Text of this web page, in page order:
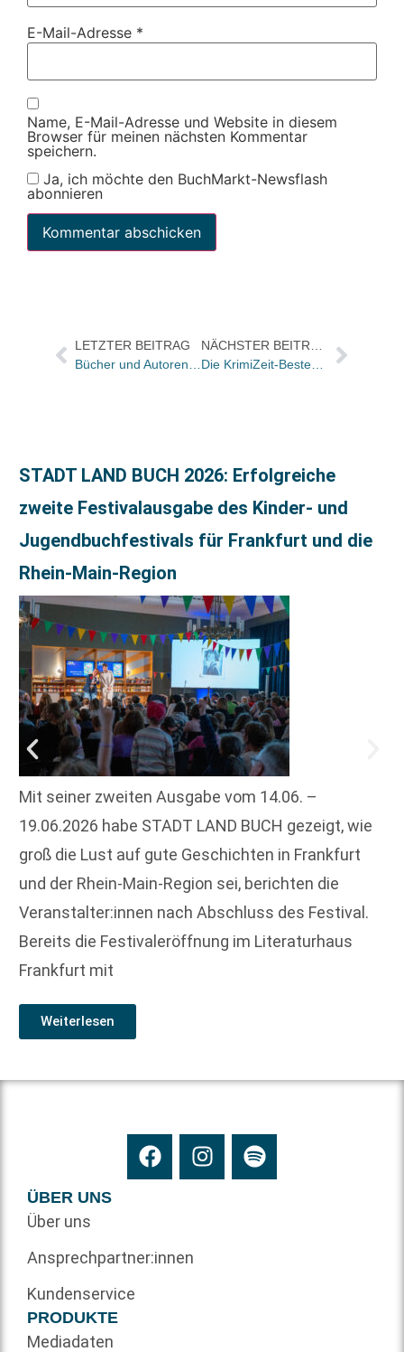
E-Mail-Adresse *
Name, E-Mail-Adresse und Website in diesem
Browser für meinen nächsten Kommentar
speichern.
Ja, ich möchte den BuchMarkt-Newsflash
abonnieren
LETZTER BEITRAG
Bücher und Autoren am DONNERSTAG in den Feuilletons – und zweimal der Untergang der Lusitania
NÄCHSTER BEITRAG
Die KrimiZeit-Bestenliste Mai – hier zum Ausdrucken
STADT LAND BUCH 2026: Erfolgreiche
zweite Festivalausgabe des Kinder- und
Jugendbuchfestivals für Frankfurt und die
Rhein-Main-Region
Mit seiner zweiten Ausgabe vom 14.06. –
19.06.2026 habe STADT LAND BUCH gezeigt, wie
groß die Lust auf gute Geschichten in Frankfurt
und der Rhein-Main-Region sei, berichten die
Veranstalter:innen nach Abschluss des Festival.
Bereits die Festivaleröffnung im Literaturhaus
Frankfurt mit
Weiterlesen
ÜBER UNS
Über uns
Ansprechpartner:innen
Kundenservice
PRODUKTE
Mediadaten